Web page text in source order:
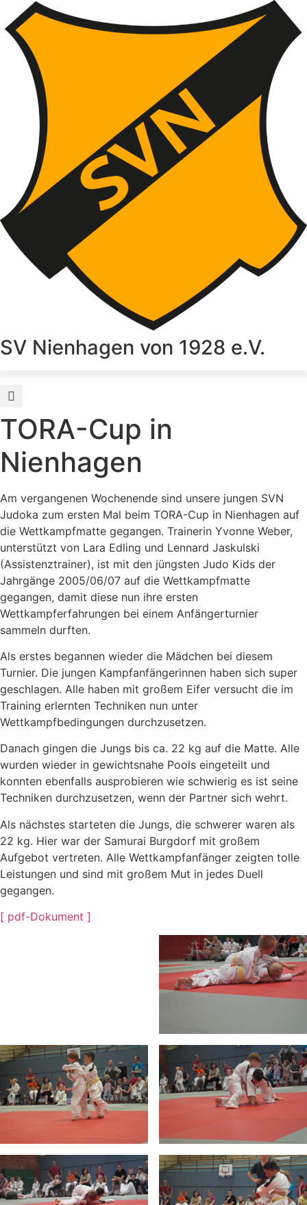
SV Nienhagen von 1928 e.V.
TORA-Cup in
Nienhagen
Am vergangenen Wochenende sind unsere jungen SVN
Judoka zum ersten Mal beim TORA-Cup in Nienhagen auf
die Wettkampfmatte gegangen. Trainerin Yvonne Weber,
unterstützt von Lara Edling und Lennard Jaskulski
(Assistenztrainer), ist mit den jüngsten Judo Kids der
Jahrgänge 2005/06/07 auf die Wettkampfmatte
gegangen, damit diese nun ihre ersten
Wettkampferfahrungen bei einem Anfängerturnier
sammeln durften.
Als erstes begannen wieder die Mädchen bei diesem
Turnier. Die jungen Kampfanfängerinnen haben sich super
geschlagen. Alle haben mit großem Eifer versucht die im
Training erlernten Techniken nun unter
Wettkampfbedingungen durchzusetzen.
Danach gingen die Jungs bis ca. 22 kg auf die Matte. Alle
wurden wieder in gewichtsnahe Pools eingeteilt und
konnten ebenfalls ausprobieren wie schwierig es ist seine
Techniken durchzusetzen, wenn der Partner sich wehrt.
Als nächstes starteten die Jungs, die schwerer waren als
22 kg. Hier war der Samurai Burgdorf mit großem
Aufgebot vertreten. Alle Wettkampfanfänger zeigten tolle
Leistungen und sind mit großem Mut in jedes Duell
gegangen.
[ pdf-Dokument ]